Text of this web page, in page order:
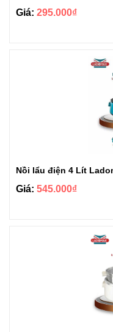
Giá: 295.000₫
Nồi lẩu điện 4 Lít
Giá: 545.000₫